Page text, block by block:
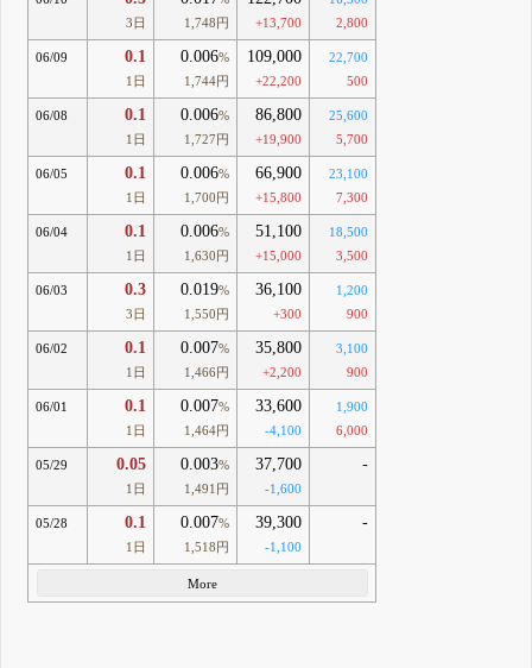
3日
1,748円
+13,700
2,800
06/09 0.1
1日
0.006%
1,744円
109,000
+22,200
22,700
500
06/08 0.1
1日
0.006%
1,727円
86,800
+19,900
25,600
5,700
06/05 0.1
1日
0.006%
1,700円
66,900
+15,800
23,100
7,300
06/04 0.1
1日
0.006%
1,630円
51,100
+15,000
18,500
3,500
06/03 0.3
3日
0.019%
1,550円
36,100
+300
1,200
900
06/02 0.1
1日
0.007%
1,466円
35,800
+2,200
3,100
900
06/01 0.1
1日
0.007%
1,464円
33,600
-4,100
1,900
6,000
05/29 0.05
1日
0.003%
1,491円
37,700
-1,600
-
05/28 0.1
1日
0.007%
1,518円
39,300
-1,100
-
More